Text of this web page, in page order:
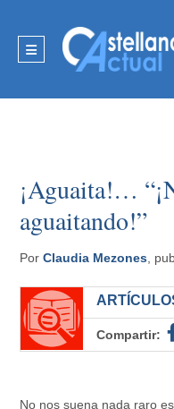
¡Aguaita!…
aguaitando!”
PorClaudia Mezones ,
Compartir:
No nos suena nada raro